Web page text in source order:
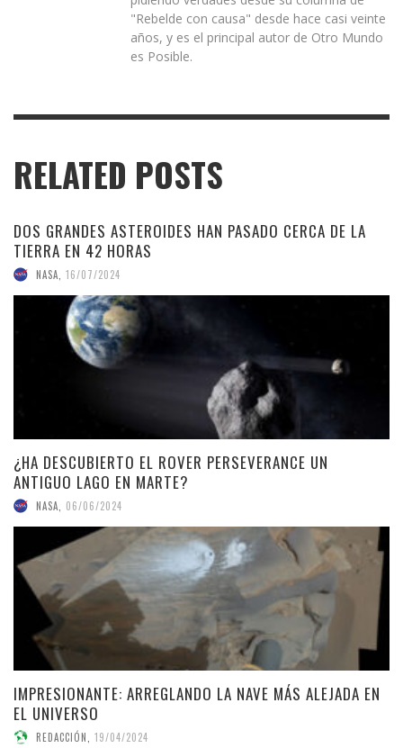
"Rebelde con causa" desde hace casi veinte
años, y es el principal autor de Otro Mundo
es Posible.
RELATED POSTS
DOS GRANDES ASTEROIDES HAN PASADO CERCA DE LA
TIERRA EN 42 HORAS
NASA 16/07/2024
¿HA DESCUBIERTO EL ROVER PERSEVERANCE UN
ANTIGUO LAGO EN MARTE?
NASA 06/06/2024
IMPRESIONANTE: ARREGLANDO LA NAVE MÁS ALEJADA EN
EL UNIVERSO
REDACCIÓN 19/04/2024